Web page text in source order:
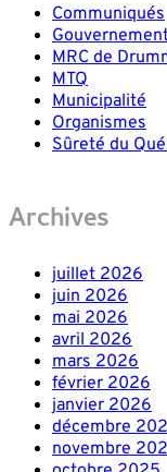
Communiqués
MRC de
MTQ
Municipalité
Organismes
Sûreté du
Archives
juillet 2026
juin 2026
mai 2026
avril 2026
mars 2026
février 2026
janvier 2026
décembre
novembre